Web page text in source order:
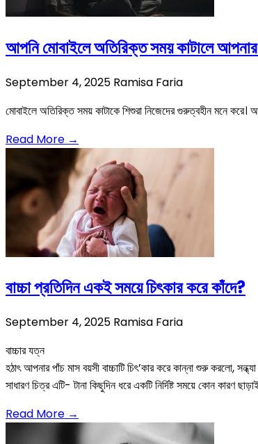
আপনি মোবাইলে অতিরিক্ত সময় কাটালে
September 4, 2025 Ramisa Faria
মোবাইলে অতিরিক্ত সময় কাটাকে শিশুরা নিজেদের গুরুত্বহীন মনে করে।
Read More →
বাচ্চা প্রতিদিন একই সময়ে চিৎকার করে কাঁদে?
September 4, 2025 Ramisa Faria
বাচ্চার যত্ন
হঠাৎ আপনার পাঁচ মাস বয়সী বাচ্চাটি চিৎ’কার করে কান্না শুরু করলো,
সাধারণ চিত্র এটি- টানা কিছুদিন ধরে একটি নির্দিষ্ট সময়ে কোন কারণ
Read More →